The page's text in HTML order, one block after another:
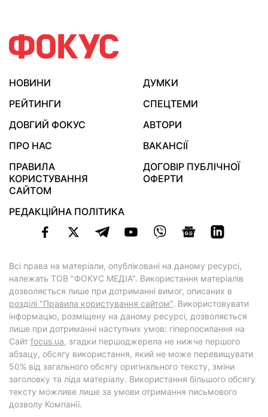
НОВИНИ
ДУМКИ
РЕЙТИНГИ
СПЕЦТЕМИ
ДОВГИЙ ФОКУС
АВТОРИ
ПРО НАС
ВАКАНСІЇ
ПРАВИЛА
КОРИСТУВАННЯ
САЙТОМ
ДОГОВІР ПУБЛІЧНОЇ
ОФЕРТИ
РЕДАКЦІЙНА ПОЛІТИКА
Всі права на матеріали, опубліковані на даному ресурсі,
належать ТОВ "ФОКУС МЕДІА". Використання матеріалів
дозволяється лише при дотриманні вимог, описаних в
розділі "Правила користування сайтом". Використовувати
інформацію, розміщену на даному ресурсі, дозволяється
лише при дотриманні наступних умов: гіперпосилання на
Cайт focus.ua, згадки першоджерела не нижче першого
абзацу, обсягу використання, який не може перевищувати
50% від загального обсягу оригінального тексту, зміни
заголовку та ліда матеріалу. Використання більшого обсягу
тексту можливе лише за умови отримання письмового
дозволу Компанії.